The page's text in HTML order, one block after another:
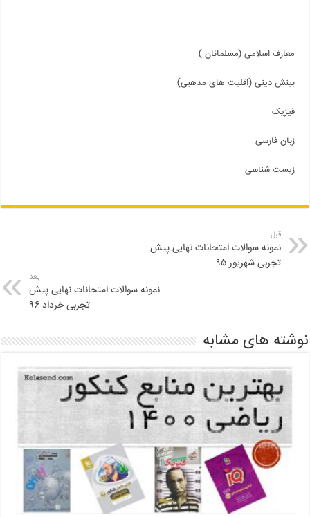
معارف اسلامی (مسلمانان )
بینش دینی (اقلیت های مذهبی)
فیزیک
زبان فارسی
زیست شناسی
قبل
نمونه سوالات امتحانات نهایی پیش
تجربی شهریور ۹۵
بعد
نمونه سوالات امتحانات نهایی پیش
تجربی خرداد ۹۶
نوشته های مشابه